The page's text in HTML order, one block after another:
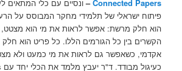
Connected Papers
–ונסיים עם כלי המתאים
פיתוח ישראלי של תלמידי מחקר המבוסס על
הוא חלק מרשת: אפשר לראות את מי הוא מצטט,
הקשרים בין כל הגורמים הללו. כל פריט הוא
אקדמי, כשאפשר גם לראות את מי כמעט ולא